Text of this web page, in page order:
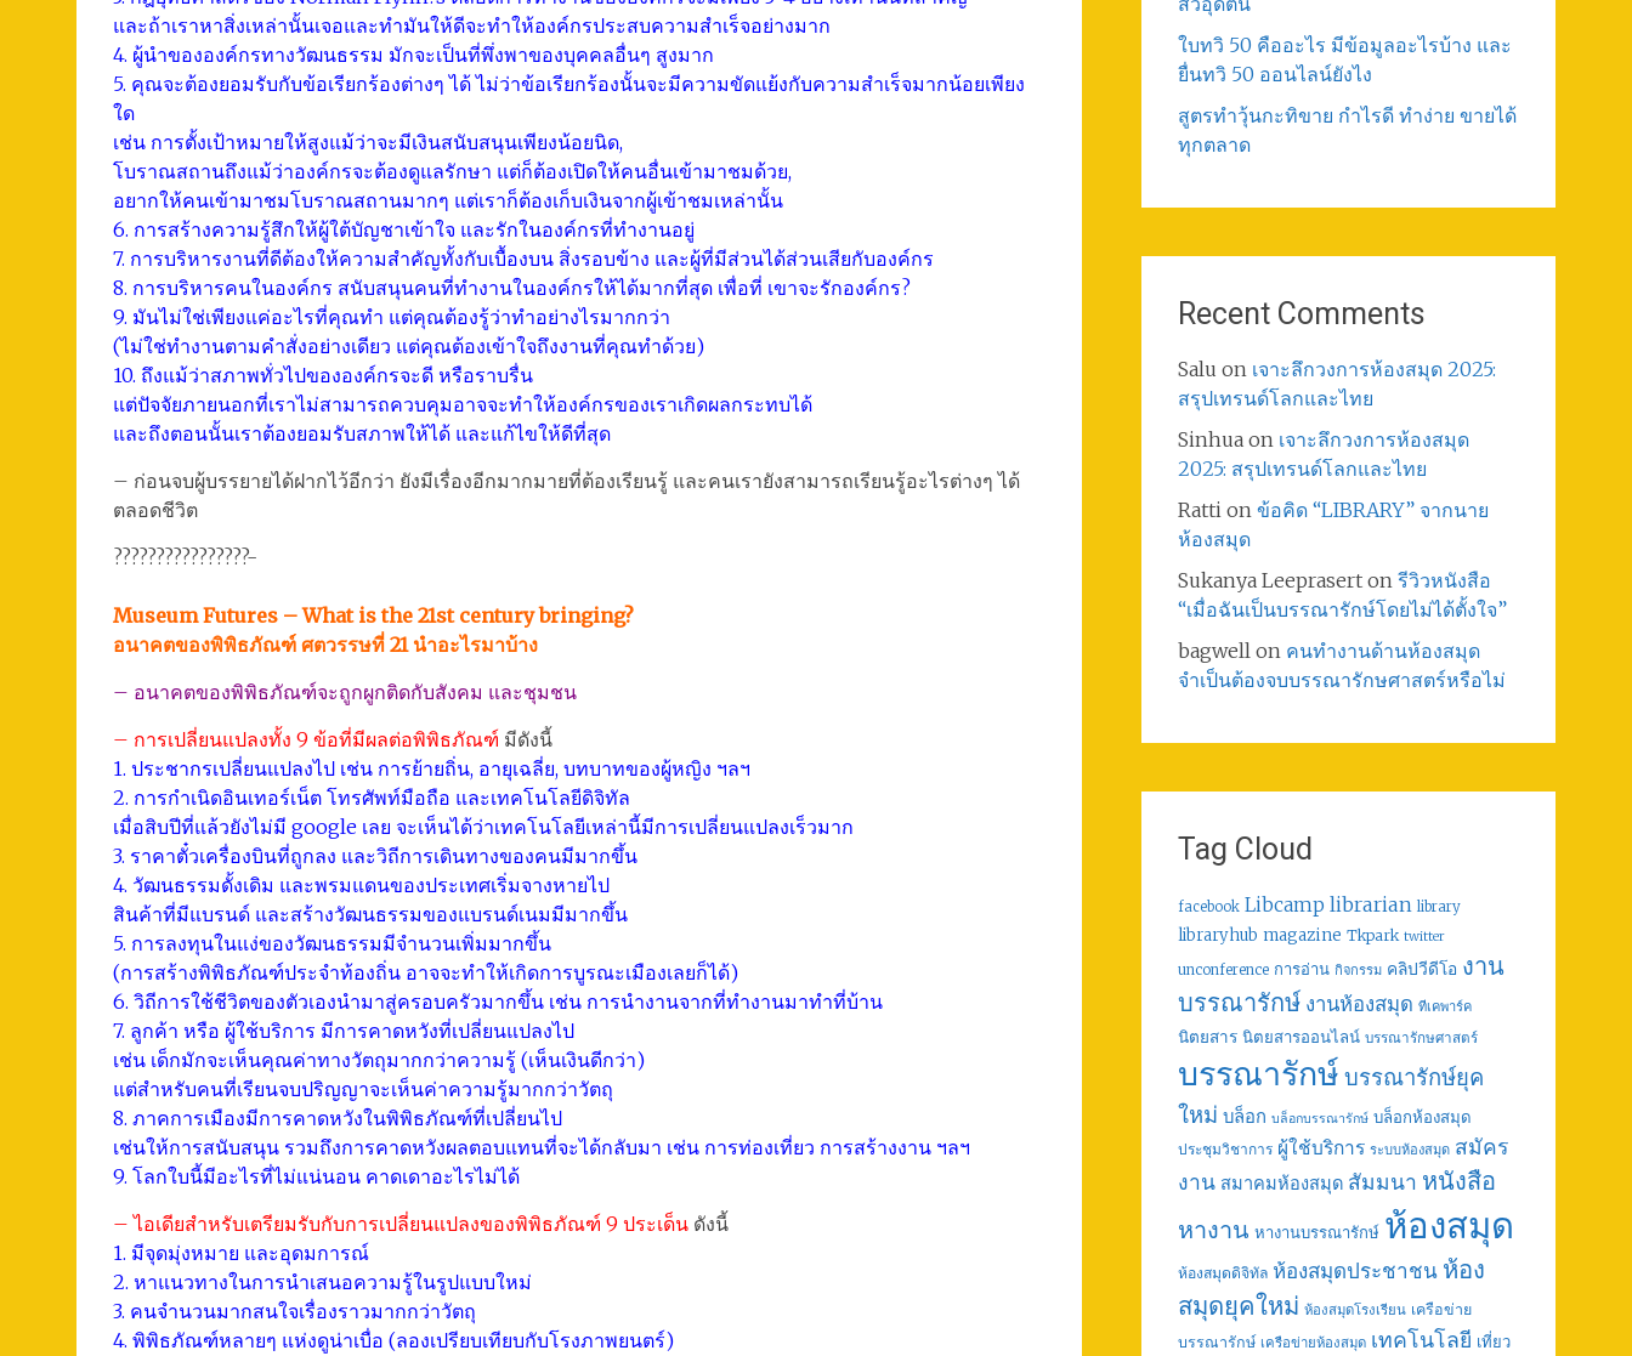
และถ้าเราหาสิ่งเหล่านั้นเจอและทำมันให้ดีจะทำให้องค์กรประสบความสำเร็จอย่างมาก
4. ผู้นำขององค์กรทางวัฒนธรรม มักจะเป็นที่พึ่งพาของบุคคลอื่นๆ สูงมาก
5. คุณจะต้องยอมรับกับข้อเรียกร้องต่างๆ ได้ ไม่ว่าข้อเรียกร้องนั้นจะมีความขัดแย้งกับความสำเร็จมากน้อยเพียง
ใด
เช่น การตั้งเป้าหมายให้สูงแม้ว่าจะมีเงินสนับสนุนเพียงน้อยนิด,
โบราณสถานถึงแม้ว่าองค์กรจะต้องดูแลรักษา แต่ก็ต้องเปิดให้คนอื่นเข้ามาชมด้วย,
อยากให้คนเข้ามาชมโบราณสถานมากๆ แต่เราก็ต้องเก็บเงินจากผู้เข้าชมเหล่านั้น
6. การสร้างความรู้สึกให้ผู้ใต้บัญชาเข้าใจ และรักในองค์กรที่ทำงานอยู่
7. การบริหารงานที่ดีต้องให้ความสำคัญทั้งกับเบื้องบน สิ่งรอบข้าง และผู้ที่มีส่วนได้ส่วนเสียกับองค์กร
8. การบริหารคนในองค์กร สนับสนุนคนที่ทำงานในองค์กรให้ได้มากที่สุด เพื่อที่ เขาจะรักองค์กร?
9. มันไม่ใช่เพียงแค่อะไรที่คุณทำ แต่คุณต้องรู้ว่าทำอย่างไรมากกว่า
(ไม่ใช่ทำงานตามคำสั่งอย่างเดียว แต่คุณต้องเข้าใจถึงงานที่คุณทำด้วย)
10. ถึงแม้ว่าสภาพทั่วไปขององค์กรจะดี หรือราบรื่น
แต่ปัจจัยภายนอกที่เราไม่สามารถควบคุมอาจจะทำให้องค์กรของเราเกิดผลกระทบได้
และถึงตอนนั้นเราต้องยอมรับสภาพให้ได้ และแก้ไขให้ดีที่สุด
– ก่อนจบผู้บรรยายได้ฝากไว้อีกว่า ยังมีเรื่องอีกมากมายที่ต้องเรียนรู้ และคนเรายังสามารถเรียนรู้อะไรต่างๆ ได้
ตลอดชีวิต
????????????????-
Museum Futures – What is the 21st century bringing?
อนาคตของพิพิธภัณฑ์ ศตวรรษที่ 21 นำอะไรมาบ้าง
– อนาคตของพิพิธภัณฑ์จะถูกผูกติดกับสังคม และชุมชน
– การเปลี่ยนแปลงทั้ง 9 ข้อที่มีผลต่อพิพิธภัณฑ์ มีดังนี้
1. ประชากรเปลี่ยนแปลงไป เช่น การย้ายถิ่น, อายุเฉลี่ย, บทบาทของผู้หญิง ฯลฯ
2. การกำเนิดอินเทอร์เน็ต โทรศัพท์มือถือ และเทคโนโลยีดิจิทัล
เมื่อสิบปีที่แล้วยังไม่มี google เลย จะเห็นได้ว่าเทคโนโลยีเหล่านี้มีการเปลี่ยนแปลงเร็วมาก
3. ราคาตั๋วเครื่องบินที่ถูกลง และวิถีการเดินทางของคนมีมากขึ้น
4. วัฒนธรรมดั้งเดิม และพรมแดนของประเทศเริ่มจางหายไป
สินค้าที่มีแบรนด์ และสร้างวัฒนธรรมของแบรนด์เนมมีมากขึ้น
5. การลงทุนในแง่ของวัฒนธรรมมีจำนวนเพิ่มมากขึ้น
(การสร้างพิพิธภัณฑ์ประจำท้องถิ่น อาจจะทำให้เกิดการบูรณะเมืองเลยก็ได้)
6. วิถีการใช้ชีวิตของตัวเองนำมาสู่ครอบครัวมากขึ้น เช่น การนำงานจากที่ทำงานมาทำที่บ้าน
7. ลูกค้า หรือ ผู้ใช้บริการ มีการคาดหวังที่เปลี่ยนแปลงไป
เช่น เด็กมักจะเห็นคุณค่าทางวัตถุมากกว่าความรู้ (เห็นเงินดีกว่า)
แต่สำหรับคนที่เรียนจบปริญญาจะเห็นค่าความรู้มากกว่าวัตถุ
8. ภาคการเมืองมีการคาดหวังในพิพิธภัณฑ์ที่เปลี่ยนไป
เช่นให้การสนับสนุน รวมถึงการคาดหวังผลตอบแทนที่จะได้กลับมา เช่น การท่องเที่ยว การสร้างงาน ฯลฯ
9. โลกใบนี้มีอะไรที่ไม่แน่นอน คาดเดาอะไรไม่ได้
– ไอเดียสำหรับเตรียมรับกับการเปลี่ยนแปลงของพิพิธภัณฑ์ 9 ประเด็น ดังนี้
1. มีจุดมุ่งหมาย และอุดมการณ์
2. หาแนวทางในการนำเสนอความรู้ในรูปแบบใหม่
3. คนจำนวนมากสนใจเรื่องราวมากกว่าวัตถุ
4. พิพิธภัณฑ์หลายๆ แห่งดูน่าเบื่อ (ลองเปรียบเทียบกับโรงภาพยนตร์)
ใบทวิ 50 คืออะไร มีข้อมูลอะไรบ้าง และ
ยื่นทวิ 50 ออนไลน์ยังไง
สูตรทําวุ้นกะทิขาย กำไรดี ทำง่าย ขายได้
ทุกตลาด
Recent Comments
Salu on เจาะลึกวงการห้องสมุด 2025:
สรุปเทรนด์โลกและไทย
Sinhuaon เจาะลึกวงการห้องสมุด
2025: สรุปเทรนด์โลกและไทย
Rattion ข้อคิด “LIBRARY” จากนาย
ห้องสมุด
Sukanya Leepraserton รีวิวหนังสือ
“เมื่อฉันเป็นบรรณารักษ์โดยไม่ได้ตั้งใจ”
bagwellon คนทำงานด้านห้องสมุด
จำเป็นต้องจบบรรณารักษศาสตร์หรือไม่
Tag Cloud
facebook Libcamp librarian library
libraryhub magazine Tkpark twitter
unconference การอ่าน กิจกรรม คลิปวีดีโอ งาน
บรรณารักษ์ งานห้องสมุด ทีเคพาร์ค
นิตยสาร นิตยสารออนไลน์ บรรณารักษศาสตร์
บรรณารักษ์ บรรณารักษ์ยุค
ใหม่ บล็อก บล็อกบรรณารักษ์ บล็อกห้องสมุด
ประชุมวิชาการ ผู้ใช้บริการ ระบบห้องสมุด สมัคร
งาน สมาคมห้องสมุด สัมมนา หนังสือ
หางาน หางานบรรณารักษ์ ห้องสมุด
ห้องสมุดดิจิทัล ห้องสมุดประชาชน ห้อง
สมุดยุคใหม่ ห้องสมุดโรงเรียน เครือข่าย
บรรณารักษ์ เครือข่ายห้องสมุด เทคโนโลยี เที่ยว